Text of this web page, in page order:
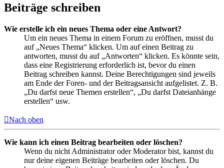
Beiträge schreiben
Wie erstelle ich ein neues Thema oder eine Antwort?
Um ein neues Thema in einem Forum zu eröffnen, musst du
auf „Neues Thema“ klicken. Um auf einen Beitrag zu
antworten, musst du auf „Antworten“ klicken. Es könnte sein,
dass eine Registrierung erforderlich ist, bevor du einen
Beitrag schreiben kannst. Deine Berechtigungen sind jeweils
am Ende der Foren- und der Beitragsansicht aufgelistet. Z. B.
„Du darfst neue Themen erstellen“, „Du darfst Dateianhänge
erstellen“ usw.
Nach oben
Wie kann ich einen Beitrag bearbeiten oder löschen?
Wenn du nicht Administrator oder Moderator bist, kannst du
nur deine eigenen Beiträge bearbeiten oder löschen. Du